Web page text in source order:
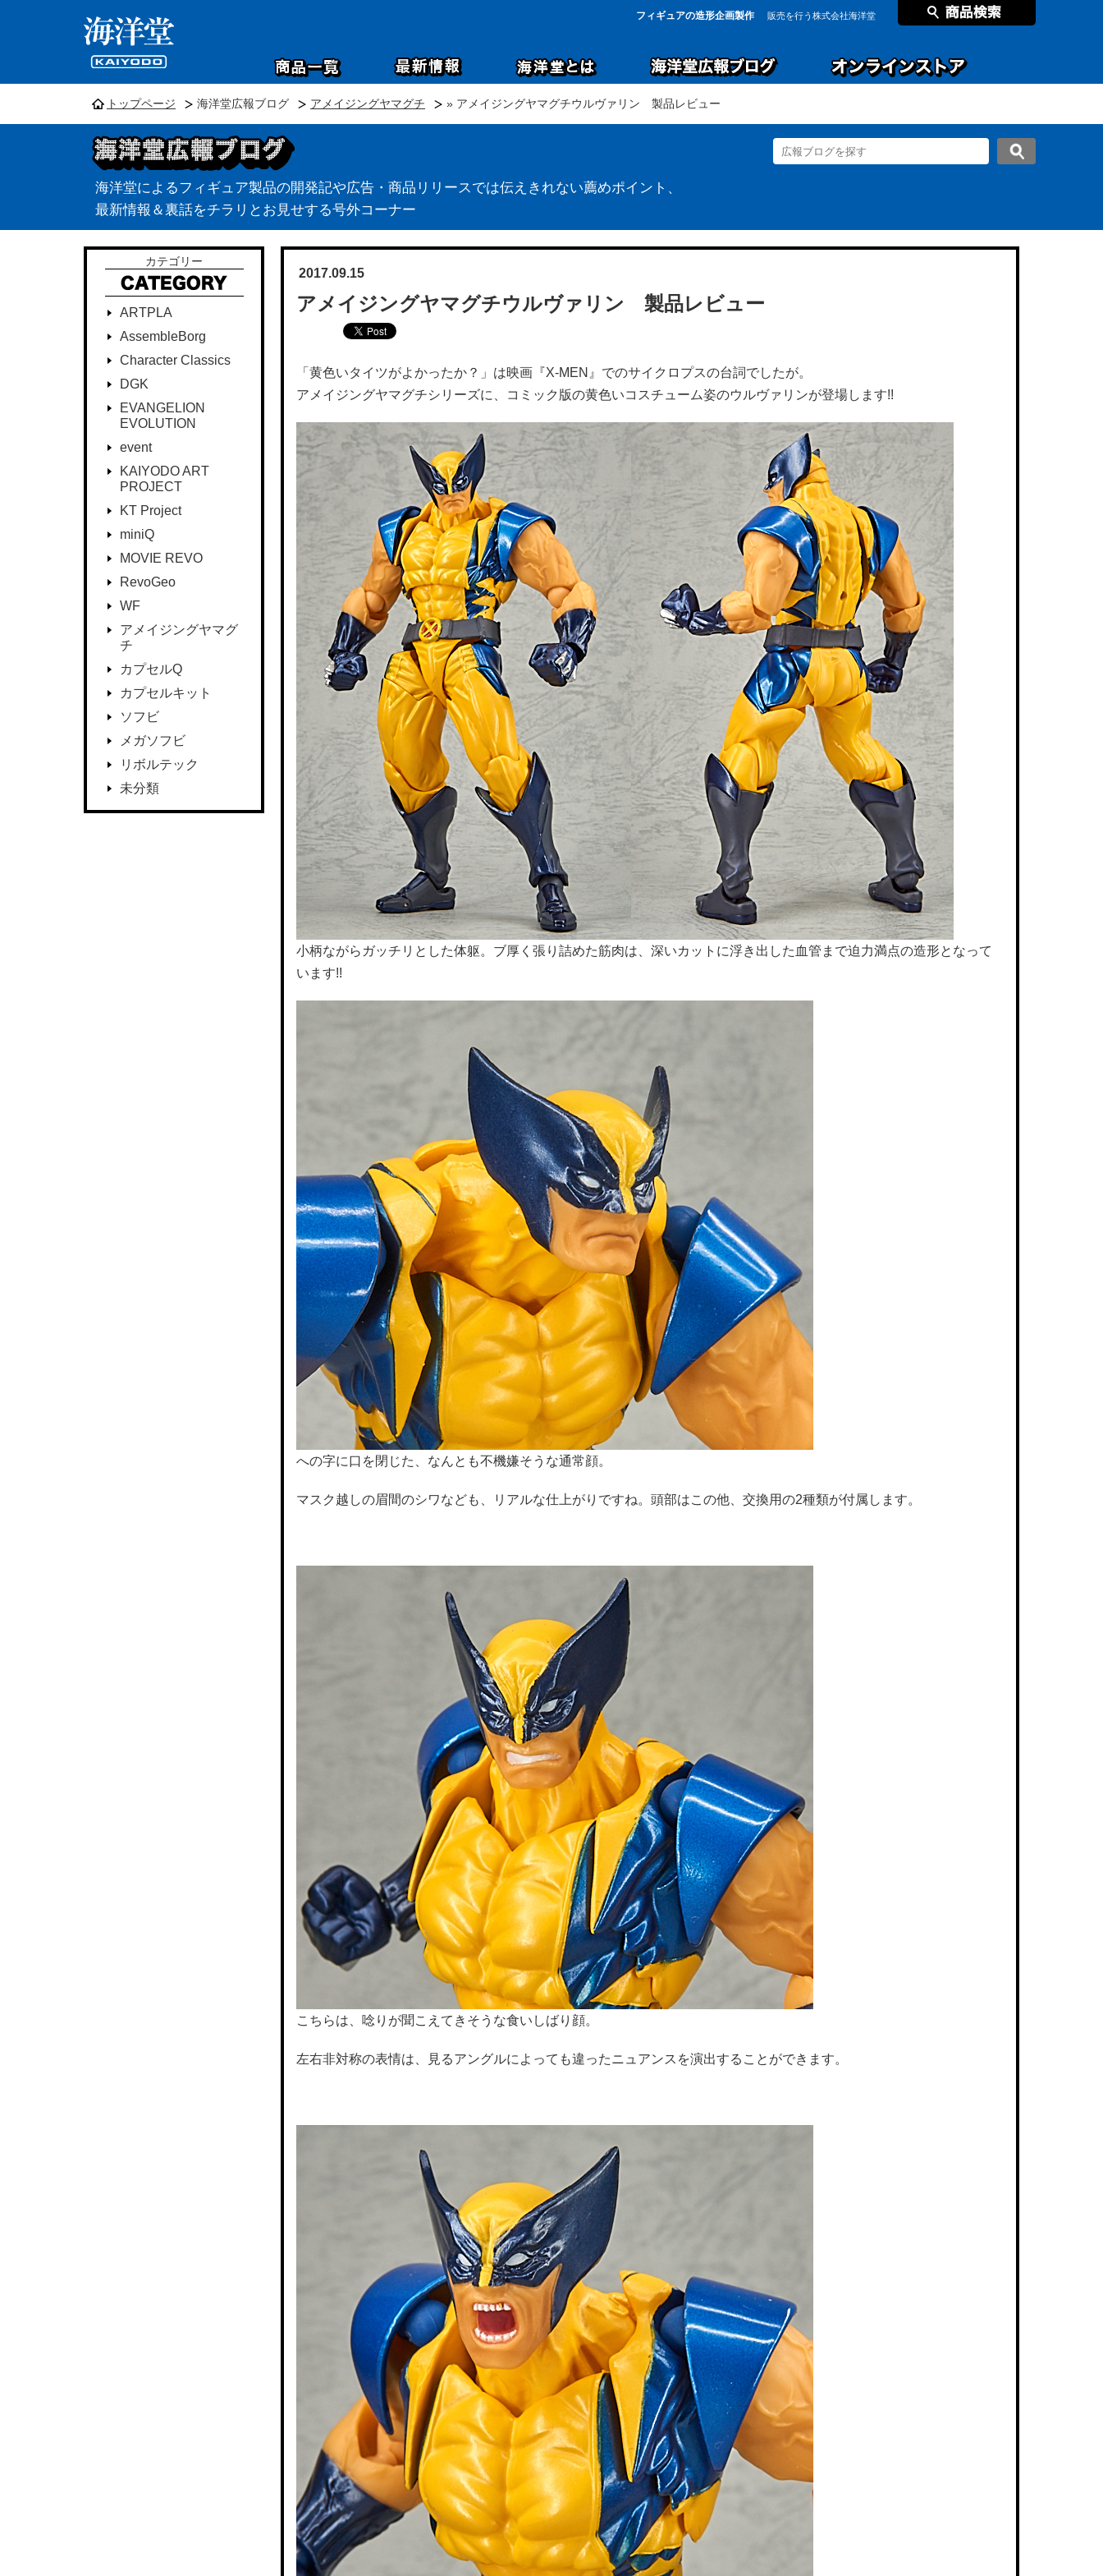
フィギュアの造形企画製作 販売を行う株式会社海洋堂
トップページ 海洋堂広報ブログ アメイジングヤマグチ » アメイジングヤマグチウルヴァリン 製品レビュー
海洋堂によるフィギュア製品の開発記や広告・商品リリースでは伝えきれない薦めポイント、
最新情報＆裏話をチラリとお見せする号外コーナー
2017.09.15
アメイジングヤマグチウルヴァリン 製品レビュー
「黄色いタイツがよかったか？」は映画『X-MEN』でのサイクロプスの台詞でしたが。
アメイジングヤマグチシリーズに、コミック版の黄色いコスチューム姿のウルヴァリンが登場します!!
小柄ながらガッチリとした体躯。ブ厚く張り詰めた筋肉は、深いカットに浮き出した血管まで迫力満点の造形となって
います!!
への字に口を閉じた、なんとも不機嫌そうな通常顔。
マスク越しの眉間のシワなども、リアルな仕上がりですね。頭部はこの他、交換用の2種類が付属します。
こちらは、唸りが聞こえてきそうな食いしばり顔。
左右非対称の表情は、見るアングルによっても違ったニュアンスを演出することができます。
カテゴリー
ARTPLA
AssembleBorg
Character Classics
DGK
EVANGELION
EVOLUTION
event
KAIYODO ART
PROJECT
KT Project
miniQ
MOVIE REVO
RevoGeo
WF
アメイジングヤマグ
チ
カプセルQ
カプセルキット
ソフビ
メガソフビ
リボルテック
未分類